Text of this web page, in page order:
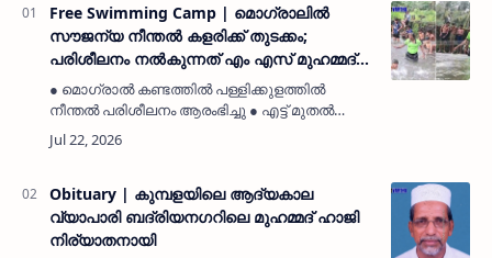
Free Swimming Camp | മൊഗ്രാലിൽ
സൗജന്യ നീന്തൽ കളരിക്ക് തുടക്കം;
പരിശീലനം നൽകുന്നത് എം എസ് മുഹമ്മദ്
കുഞ്ഞി
● മൊഗ്രാൽ കണ്ടത്തിൽ പള്ളിക്കുളത്തിൽ
നീന്തൽ പരിശീലനം ആരംഭിച്ചു ● എട്ട് മുതൽ
പതിനഞ്ച് വയസ് വരെയുള്ള കുട്ടികൾക്കാണ്
പരിശീലനംമൊഗ്രാൽ: (MyKasargodVartha)
Obituary | കുമ്പളയിലെ ആദ്യകാല
വ്യാപാരി ബദ്‌രിയനഗറിലെ മുഹമ്മദ് ഹാജി
നിര്യാതനായി